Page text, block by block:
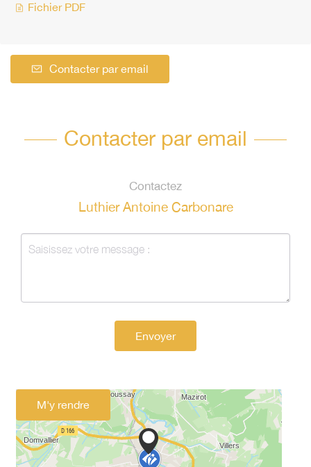
Fichier PDF
Contacter par email
Contacter par email
Contactez
Luthier Antoine Carbonare
Envoyer
M'y rendre